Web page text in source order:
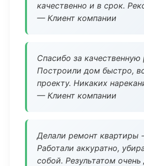
качественно и в срок.
— Клиент компании
Спасибо за качественную
Построили дом быстро,
проекту. Никаких
— Клиент компании
Делали ремонт квартиры
Работали аккуратно,
собой. Результатом